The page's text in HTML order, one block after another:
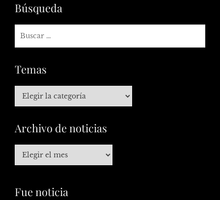
Búsqueda
Temas
Archivo de noticias
Fue noticia